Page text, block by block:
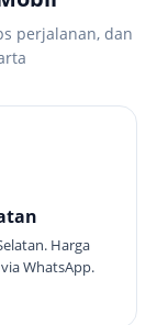
perjalanan, dan
Harga
WhatsApp.